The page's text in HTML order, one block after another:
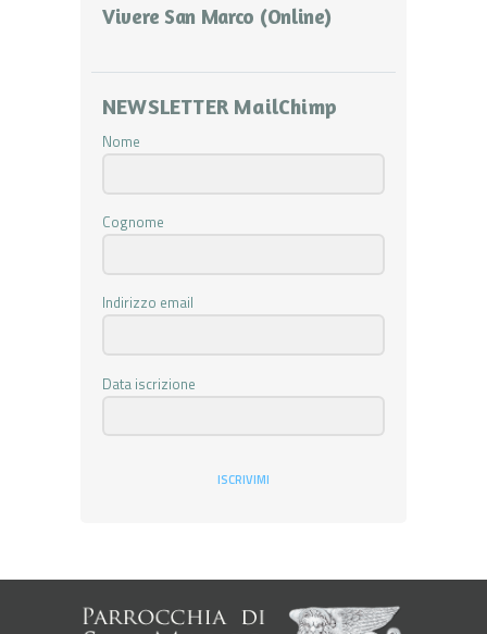
Vivere San Marco (Online)
NEWSLETTER MailChimp
Nome
Cognome
Indirizzo email
Data iscrizione
ISCRIVIMI